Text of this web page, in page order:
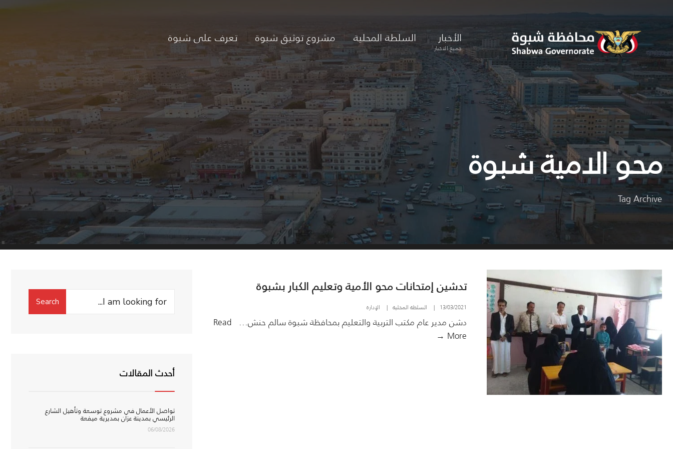
content
الأخبار
جميع الاخبار
السلطة المحلية مشروع توثيق شبوة تعرف على شبوة
محو الامية شبوة
Tag Archive
تدشين إمتحانات محو الأمية وتعليم الكبار بشبوة
13/03/2021
| السلطة المحلية | الإدارة
دشن مدير عام مكتب التربية والتعليم بمحافظة شبوة سالم حنش...
Read
More →
Search
Search
أحدث المقالات
تواصل الأعمال في مشروع توسعة وتأهيل الشارع
الرئيسي بمدينة عزان بمديرية ميفعة
06/08/2026